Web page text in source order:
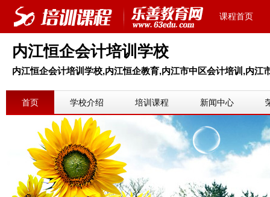
课程首页
内江恒企会计培训学校
内江恒企会计培训学校,内江恒企教育,内江市中区会计培训,内江
首页 学校介绍 培训课程 新闻中心